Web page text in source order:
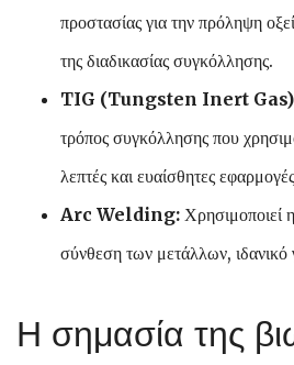
προστασίας για την πρόληψη
της διαδικασίας συγκόλλησης.
TIG (Tungsten Inert
τρόπος συγκόλλησης που
λεπτές και ευαίσθητες
Arc Welding: Χρησιμοποιεί
σύνθεση των μετάλλων, ιδανικό
Η σημασία της